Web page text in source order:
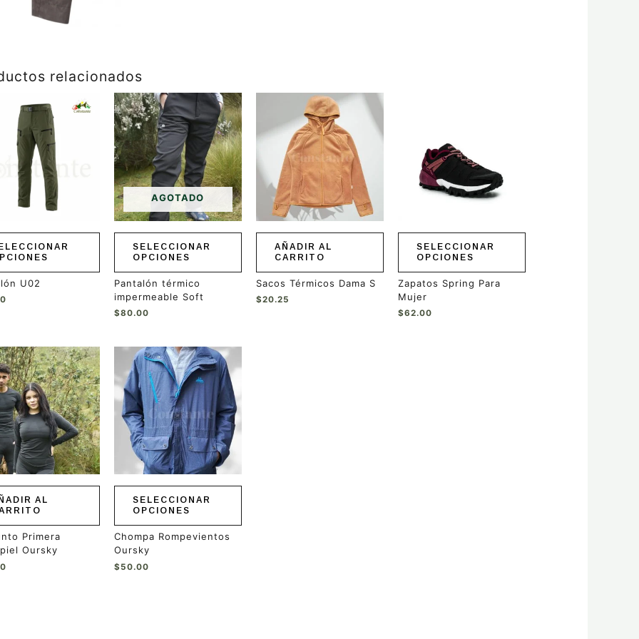
relacionados
U02
AGOTADO
SELECCIONAR
OPCIONES
Este
producto
tiene
múltiples
variantes.
Las
opciones
se
pueden
elegir
en
página
de
producto
Pantalón térmico
impermeable Soft
$80.00
AÑADIR AL
CARRITO
Sacos Térmicos Dama S
$20.25
SELECCIONAR
OPCIONES
variantes.
opciones
en
página
de
producto
Zapatos Spring Para
Mujer
$62.00
AL
Primera
Oursky
SELECCIONAR
OPCIONES
Este
producto
tiene
múltiples
variantes.
Las
opciones
pueden
elegir
en
página
de
producto
Chompa Rompevientos
Oursky
$50.00